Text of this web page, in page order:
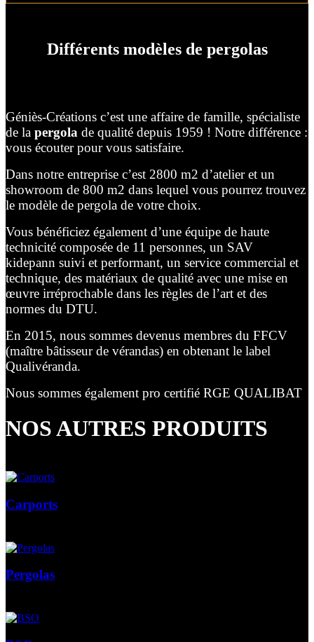
Différents modèles de pergolas
Géniès-Créations c’est une affaire de famille, spécialiste
de la pergola de qualité depuis 1959 ! Notre différence :
vous écouter pour vous satisfaire.
Dans notre entreprise c’est 2800 m2 d’atelier et un
showroom de 800 m2 dans lequel vous pourrez trouvez
le modèle de pergola de votre choix.
Vous bénéficiez également d’une équipe de haute
technicité composée de 11 personnes, un SAV
kidepann suivi et performant, un service commercial et
technique, des matériaux de qualité avec une mise en
œuvre irréprochable dans les règles de l’art et des
normes du DTU.
En 2015, nous sommes devenus membres du FFCV
(maître bâtisseur de vérandas) en obtenant le label
Qualivéranda.
Nous sommes également pro certifié RGE QUALIBAT
NOS AUTRES PRODUITS
Carports
Pergolas